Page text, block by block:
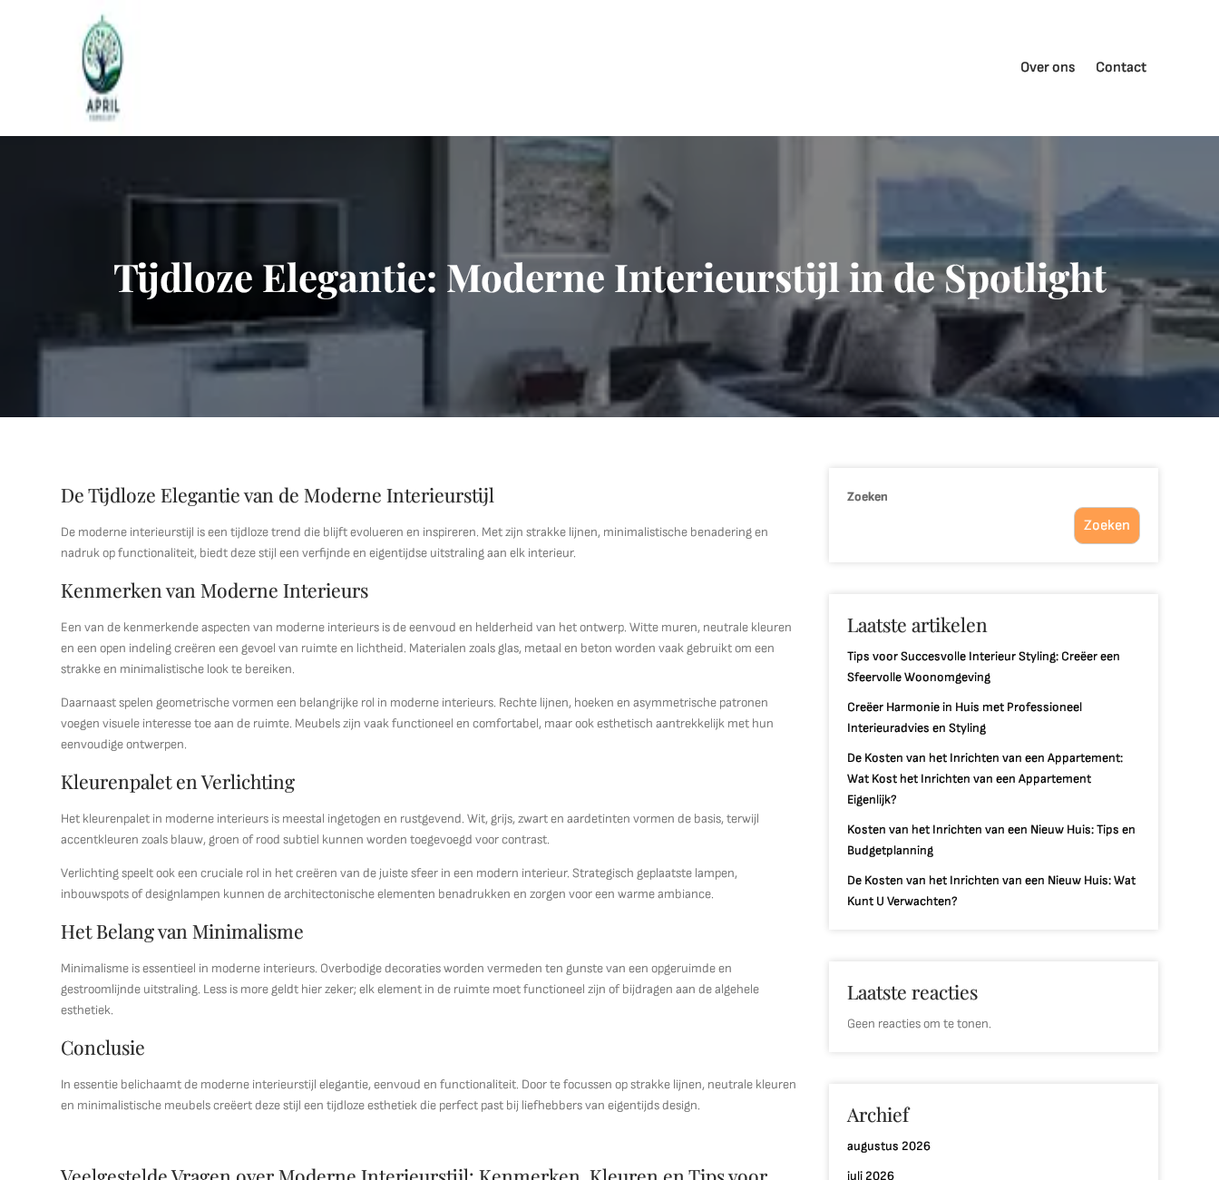
Over ons Contact
Tijdloze Elegantie: Moderne Interieurstijl in de Spotlight
De Tijdloze Elegantie van de Moderne Interieurstijl
De moderne interieurstijl is een tijdloze trend die blijft evolueren en inspireren. Met zijn strakke lijnen, minimalistische benadering en
nadruk op functionaliteit, biedt deze stijl een verfijnde en eigentijdse uitstraling aan elk interieur.
Kenmerken van Moderne Interieurs
Een van de kenmerkende aspecten van moderne interieurs is de eenvoud en helderheid van het ontwerp. Witte muren, neutrale kleuren
en een open indeling creëren een gevoel van ruimte en lichtheid. Materialen zoals glas, metaal en beton worden vaak gebruikt om een
strakke en minimalistische look te bereiken.
Daarnaast spelen geometrische vormen een belangrijke rol in moderne interieurs. Rechte lijnen, hoeken en asymmetrische patronen
voegen visuele interesse toe aan de ruimte. Meubels zijn vaak functioneel en comfortabel, maar ook esthetisch aantrekkelijk met hun
eenvoudige ontwerpen.
Kleurenpalet en Verlichting
Het kleurenpalet in moderne interieurs is meestal ingetogen en rustgevend. Wit, grijs, zwart en aardetinten vormen de basis, terwijl
accentkleuren zoals blauw, groen of rood subtiel kunnen worden toegevoegd voor contrast.
Verlichting speelt ook een cruciale rol in het creëren van de juiste sfeer in een modern interieur. Strategisch geplaatste lampen,
inbouwspots of designlampen kunnen de architectonische elementen benadrukken en zorgen voor een warme ambiance.
Het Belang van Minimalisme
Minimalisme is essentieel in moderne interieurs. Overbodige decoraties worden vermeden ten gunste van een opgeruimde en
gestroomlijnde uitstraling. Less is more geldt hier zeker; elk element in de ruimte moet functioneel zijn of bijdragen aan de algehele
esthetiek.
Conclusie
In essentie belichaamt de moderne interieurstijl elegantie, eenvoud en functionaliteit. Door te focussen op strakke lijnen, neutrale kleuren
en minimalistische meubels creëert deze stijl een tijdloze esthetiek die perfect past bij liefhebbers van eigentijds design.
Zoeken
Zoeken
Laatste artikelen
Tips voor Succesvolle Interieur Styling: Creëer een
Sfeervolle Woonomgeving
Creëer Harmonie in Huis met Professioneel
Interieuradvies en Styling
De Kosten van het Inrichten van een Appartement:
Wat Kost het Inrichten van een Appartement
Eigenlijk?
Kosten van het Inrichten van een Nieuw Huis: Tips en
Budgetplanning
De Kosten van het Inrichten van een Nieuw Huis: Wat
Kunt U Verwachten?
Laatste reacties
Geen reacties om te tonen.
Archief
augustus 2026
juli 2026